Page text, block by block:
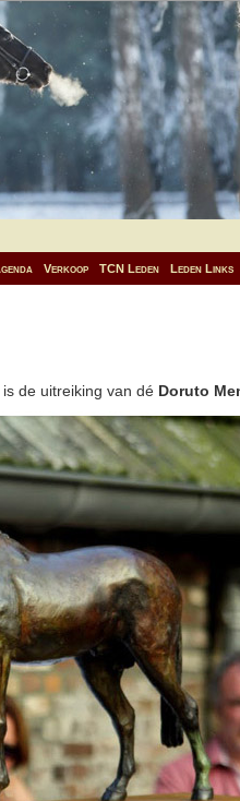
Verkoop TCN Leden Leden Links
de uitreiking van dé Doruto